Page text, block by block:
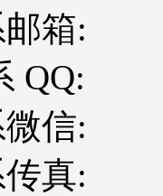
箱:
QQ:
信:
真: